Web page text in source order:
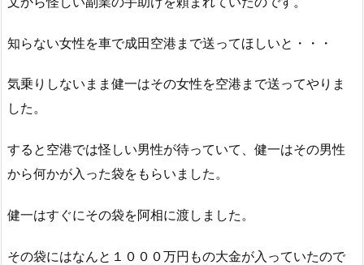
知らない女性を車で成田空港まで送ってほしいと・・・
気乗りしないまま健一はその女性を空港まで送ってやりま
した。
すると空港では怪しい男性が待っていて、健一はその男性
から何かが入った袋をもらいました。
健一はすぐにその袋を阿相に渡しました。
その袋にはなんと１０００万円もの大金が入っていたので